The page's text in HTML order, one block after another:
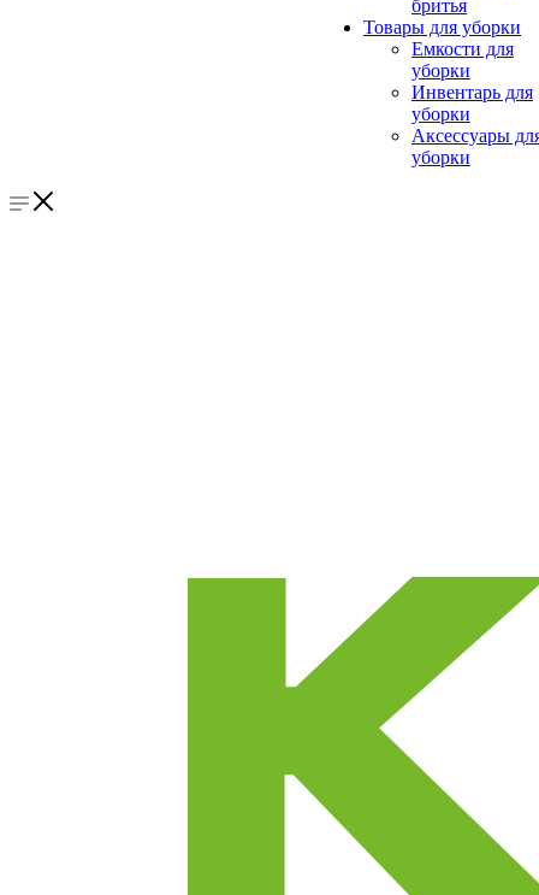
бритья
Товары для уборки
Емкости для
уборки
Инвентарь для
уборки
Аксессуары
уборки